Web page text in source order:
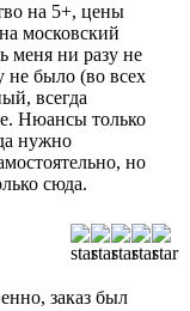
на 5+, цены
московский
меня ни разу не
не было (во всех
всегда
Нюансы только
нужно
но
сюда.
заказ был